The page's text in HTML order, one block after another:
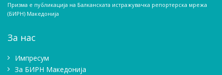
Призма е публикација на Балканската истражувачка репортерска мрежа
(БИРН) Македонија
За нас
Импресум
Зa БИРН Македонија